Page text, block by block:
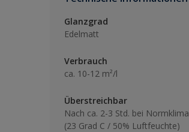
Glanzgrad
Edelmatt
Verbrauch
ca. 10-12 m²/l
Überstreichbar
Nach ca. 2-3 Std. bei Normklima
(23 Grad C / 50% Luftfeuchte)